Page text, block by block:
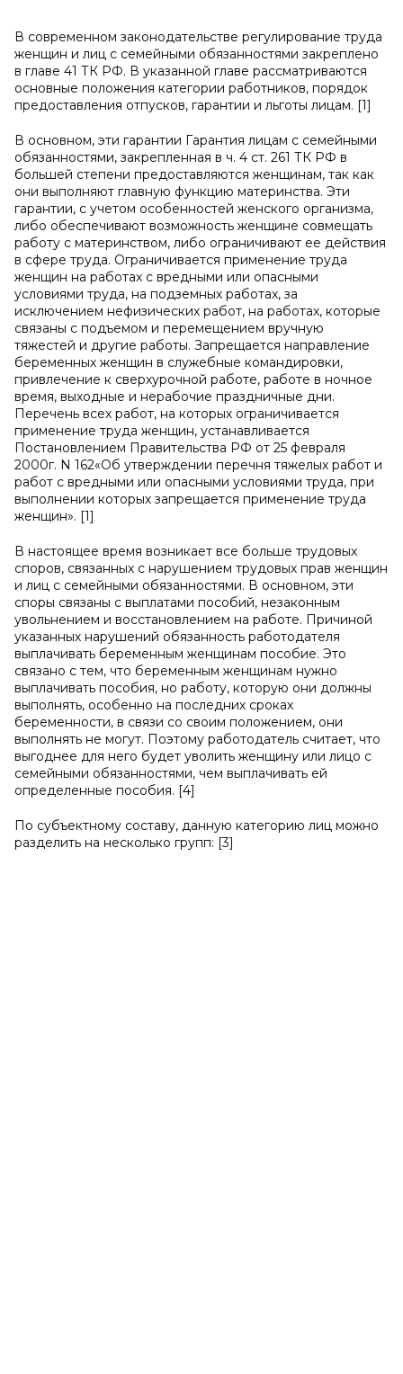
В современном законодательстве регулирование труда
женщин и лиц с семейными обязанностями закреплено
в главе 41 ТК РФ. В указанной главе рассматриваются
основные положения категории работников, порядок
предоставления отпусков, гарантии и льготы лицам. [1]
В основном, эти гарантии Гарантия лицам с семейными
обязанностями, закрепленная в ч. 4 ст. 261 ТК РФ в
большей степени предоставляются женщинам, так как
они выполняют главную функцию материнства. Эти
гарантии, с учетом особенностей женского организма,
либо обеспечивают возможность женщине совмещать
работу с материнством, либо ограничивают ее действия
в сфере труда. Ограничивается применение труда
женщин на работах с вредными или опасными
условиями труда, на подземных работах, за
исключением нефизических работ, на работах, которые
связаны с подъемом и перемещением вручную
тяжестей и другие работы. Запрещается направление
беременных женщин в служебные командировки,
привлечение к сверхурочной работе, работе в ночное
время, выходные и нерабочие праздничные дни.
Перечень всех работ, на которых ограничивается
применение труда женщин, устанавливается
Постановлением Правительства РФ от 25 февраля
2000г. N 162«Об утверждении перечня тяжелых работ и
работ с вредными или опасными условиями труда, при
выполнении которых запрещается применение труда
женщин». [1]
В настоящее время возникает все больше трудовых
споров, связанных с нарушением трудовых прав женщин
и лиц с семейными обязанностями. В основном, эти
споры связаны с выплатами пособий, незаконным
увольнением и восстановлением на работе. Причиной
указанных нарушений обязанность работодателя
выплачивать беременным женщинам пособие. Это
связано с тем, что беременным женщинам нужно
выплачивать пособия, но работу, которую они должны
выполнять, особенно на последних сроках
беременности, в связи со своим положением, они
выполнять не могут. Поэтому работодатель считает, что
выгоднее для него будет уволить женщину или лицо с
семейными обязанностями, чем выплачивать ей
определенные пособия. [4]
По субъектному составу, данную категорию лиц можно
разделить на несколько групп: [3]